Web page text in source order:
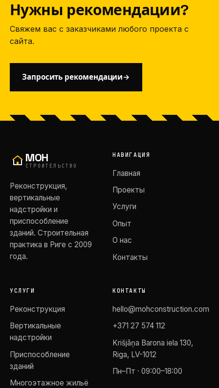
Нужны рекомендации?
Свяжем вас с заказчиками любого проекта с
сайта.
Запросить рекомендации→
MOH
СТРОИТЕЛЬСТВО
Реконструкция,
вертикальные
надстройки и
приспособление
зданий. Строительная
практика в Риге с 2009
года.
НАВИГАЦИЯ
Главная
Проекты
Услуги
Опыт
О нас
Контакты
УСЛУГИ
Реконструкция
Вертикальные
надстройки
Приспособление
зданий
Многоэтажное жильё
КОНТАКТЫ
hello@mohconstruction.com
+371 27 574 112
Krišjāņa Barona iela 130,
Riga, LV-1012
Пн–Пт · 09:00–18:00